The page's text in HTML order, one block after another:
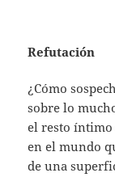
Refutación
¿Cómo
sobre lo
el resto
en el mundo
de una